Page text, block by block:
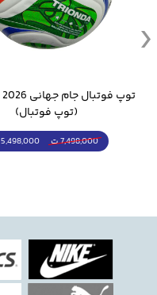
(توپ فوتبال)
7,498,000 ت 5,498,000 ت